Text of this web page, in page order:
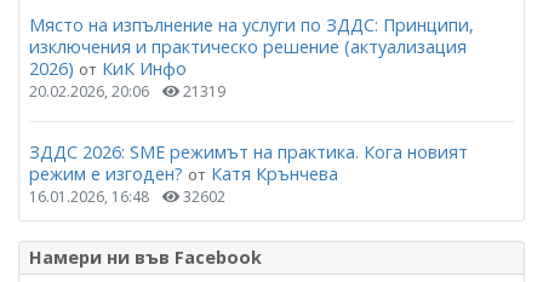
Място на изпълнение на услуги по ЗДДС: Принципи,
изключения и практическо решение (актуализация
2026) от КиК Инфо
20.02.2026, 20:06 21319
ЗДДС 2026: SME режимът на практика. Кога новият
режим е изгоден? от Катя Крънчева
16.01.2026, 16:48 32602
Намери ни във Facebook